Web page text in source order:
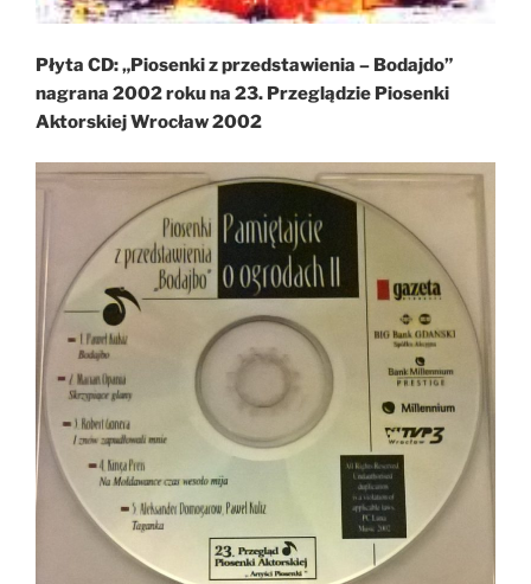
Płyta CD: „Piosenki z przedstawienia – Bodajdo”
nagrana 2002 roku na 23. Przeglądzie Piosenki
Aktorskiej Wrocław 2002